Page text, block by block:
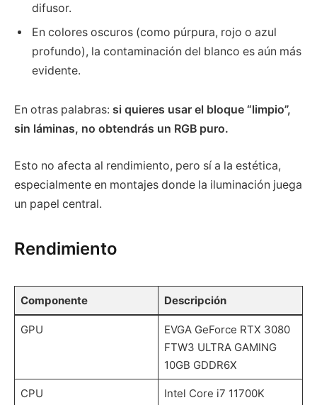
difusor.
En colores oscuros (como púrpura, rojo o azul
profundo), la contaminación del blanco es aún más
evidente.
En otras palabras: si quieres usar el bloque “limpio”,
sin láminas, no obtendrás un RGB puro.
Esto no afecta al rendimiento, pero sí a la estética,
especialmente en montajes donde la iluminación juega
un papel central.
Rendimiento
Componente Descripción
GPU
EVGA GeForce RTX 3080
FTW3 ULTRA GAMING
10GB GDDR6X
CPU Intel Core i7 11700K